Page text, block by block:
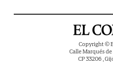
Copyright ©
Calle Marqués
CP 33206 ,